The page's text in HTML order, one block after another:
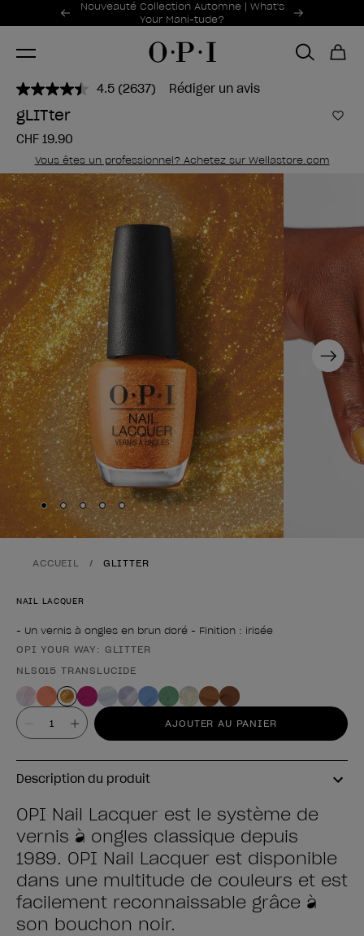
Offres promotionnelles
Nouveauté Collection Automne | What's
Your Mani-tude?
Item 1 of 2
4.5 Lire
la
même
page.
(2637) Rédiger un avis
gLITter
CHF 19.90
Vous êtes un professionnel? Achetez sur Wellastore.com
Next
Skip to slide
Skip to slide2
Skip to slide3
Skip to slide 4
Skip to slide5
ACCUEIL GLITTER
NAIL LACQUER
- Un vernis à ongles en brun doré - Finition : irisée
Forme du produit
OPI YOUR WAY: GLITTER
NLS015 TRANSLUCIDE
Valeur AJOUTER AU PANIER
Description du produit
OPI Nail Lacquer est le système de
vernis à ongles classique depuis
1989. OPI Nail Lacquer est disponible
dans une multitude de couleurs et est
facilement reconnaissable grâce à
son bouchon noir.